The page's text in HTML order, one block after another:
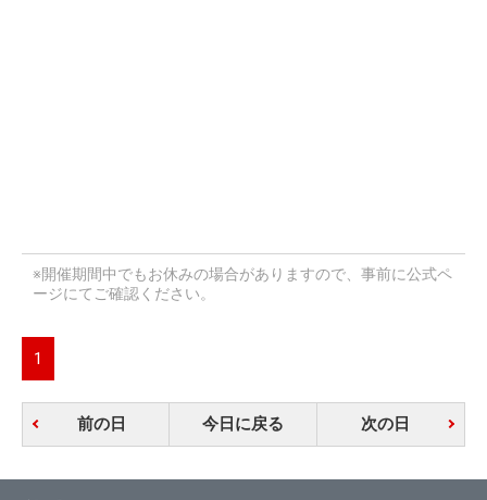
※開催期間中でもお休みの場合がありますので、事前に公式ペ
ージにてご確認ください。
1
前の日 今日に戻る 次の日